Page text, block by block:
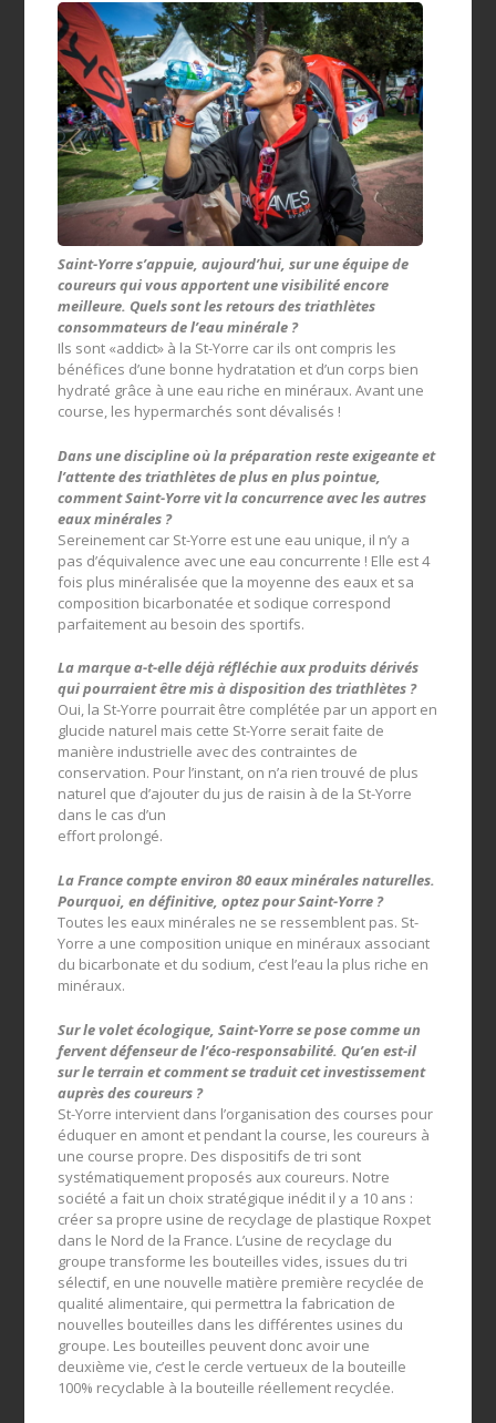
Saint-Yorre s’appuie, aujourd’hui, sur une équipe de
coureurs qui vous apportent une visibilité encore
meilleure. Quels sont les retours des triathlètes
consommateurs de l’eau minérale ?
Ils sont «addict» à la St-Yorre car ils ont compris les
bénéfices d’une bonne hydratation et d’un corps bien
hydraté grâce à une eau riche en minéraux. Avant une
course, les hypermarchés sont dévalisés !
Dans une discipline où la préparation reste exigeante et
l’attente des triathlètes de plus en plus pointue,
comment Saint-Yorre vit la concurrence avec les autres
eaux minérales ?
Sereinement car St-Yorre est une eau unique, il n’y a
pas d’équivalence avec une eau concurrente ! Elle est 4
fois plus minéralisée que la moyenne des eaux et sa
composition bicarbonatée et sodique correspond
parfaitement au besoin des sportifs.
La marque a-t-elle déjà réfléchie aux produits dérivés
qui pourraient être mis à disposition des triathlètes ?
Oui, la St-Yorre pourrait être complétée par un apport en
glucide naturel mais cette St-Yorre serait faite de
manière industrielle avec des contraintes de
conservation. Pour l’instant, on n’a rien trouvé de plus
naturel que d’ajouter du jus de raisin à de la St-Yorre
dans le cas d’un
effort prolongé.
La France compte environ 80 eaux minérales naturelles.
Pourquoi, en définitive, optez pour Saint-Yorre ?
Toutes les eaux minérales ne se ressemblent pas. St-
Yorre a une composition unique en minéraux associant
du bicarbonate et du sodium, c’est l’eau la plus riche en
minéraux.
Sur le volet écologique, Saint-Yorre se pose comme un
fervent défenseur de l’éco-responsabilité. Qu’en est-il
sur le terrain et comment se traduit cet investissement
auprès des coureurs ?
St-Yorre intervient dans l’organisation des courses pour
éduquer en amont et pendant la course, les coureurs à
une course propre. Des dispositifs de tri sont
systématiquement proposés aux coureurs. Notre
société a fait un choix stratégique inédit il y a 10 ans :
créer sa propre usine de recyclage de plastique Roxpet
dans le Nord de la France. L’usine de recyclage du
groupe transforme les bouteilles vides, issues du tri
sélectif, en une nouvelle matière première recyclée de
qualité alimentaire, qui permettra la fabrication de
nouvelles bouteilles dans les différentes usines du
groupe. Les bouteilles peuvent donc avoir une
deuxième vie, c’est le cercle vertueux de la bouteille
100% recyclable à la bouteille réellement recyclée.